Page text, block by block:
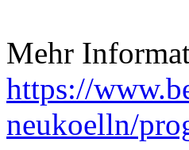
Mehr
https://
neukoelln/